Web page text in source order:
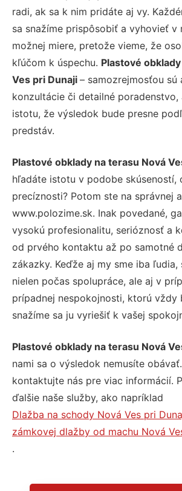
radi, ak sa k nim pridáte aj vy.
sa snažíme prispôsobiť a vyhovieť v
možnej miere, pretože vieme, že
kľúčom k úspechu. Plastové
Ves pri Dunaji – samozrejmosťou sú
konzultácie či detailné poradenstvo,
istotu, že výsledok bude presne
predstáv.
Plastové obklady na terasu Nová
hľadáte istotu v podobe skúseností,
precíznosti? Potom ste na správnej
www.polozime.sk. Inak povedané,
vysokú profesionalitu, serióznosť a
od prvého kontaktu až po samotné
zákazky. Keďže aj my sme iba ľudia,
nielen počas spolupráce, ale aj v
prípadnej nespokojnosti, ktorú vždy
snažíme sa ju vyriešiť k vašej
Plastové obklady na terasu Nová
nami sa o výsledok nemusíte
kontaktujte nás pre viac informácií.
ďalšie naše služby, ako napríklad
Dlažba na schody Nová Ves pri
zámkovej dlažby od machu Nová
.